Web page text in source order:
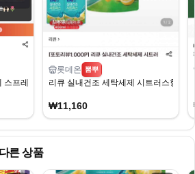
스프레이 후로랄 900ml x 4개 (14,460원) (무료)
롯데온 뽐뿌
리큐 실내건조 세탁세제 시트러스향 2L
₩11,160
른 상품